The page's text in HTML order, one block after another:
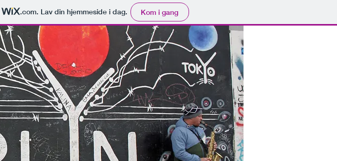
.com. Lav din hjemmeside i dag. Kom i gang